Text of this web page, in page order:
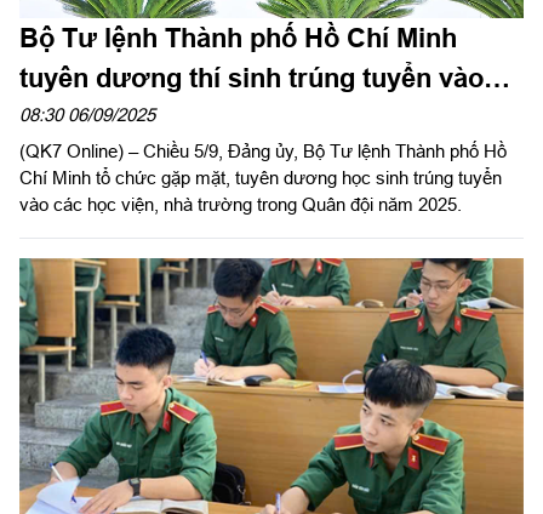
Bộ Tư lệnh Thành phố Hồ Chí Minh
tuyên dương thí sinh trúng tuyển vào
các học viện, nhà trường Quân đội năm
2025
08:30 06/09/2025
(QK7 Online) – Chiều 5/9, Đảng ủy, Bộ Tư lệnh Thành phố Hồ
Chí Minh tổ chức gặp mặt, tuyên dương học sinh trúng tuyển
vào các học viện, nhà trường trong Quân đội năm 2025.